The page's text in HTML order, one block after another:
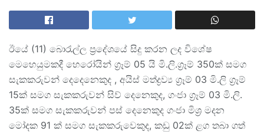
ඊයේ (11) බොරැල්ල ප්‍රදේශයේ සිදු කරන ලද විශේෂ
මෙහෙයුමකදී හෙරෝයින් ග්‍රෑම් 05 යි මි.ලි.ග්‍රෑම් 350ක් සමග
සැකකරුවන් දෙදෙනෙකුද , අයිස් මත්ද්‍රව්‍ය ග්‍රෑම් 03 මි.ලි ග්‍රෑම්
15ක් සමග සැකකරුවන් සිව් දෙනෙකුද, ගංජා ග්‍රෑම් 03 මි.ලි.
35ක් සමග සැකකරුවන් පස් දෙනෙකුද ගංජා මිශ්‍ර මදන
මෝදක 91 ක් සමග සැකකරුවෙකුද, කඩු 02ක් ළග තබා ගත්